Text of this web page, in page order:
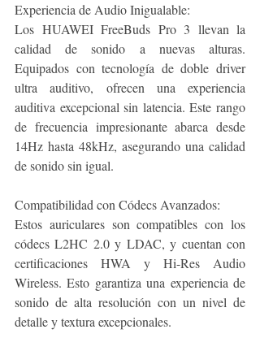
Experiencia de Audio Inigualable:
Los HUAWEI FreeBuds Pro 3 llevan la
calidad de sonido a nuevas alturas.
Equipados con tecnología de doble driver
ultra auditivo, ofrecen una experiencia
auditiva excepcional sin latencia. Este rango
de frecuencia impresionante abarca desde
14Hz hasta 48kHz, asegurando una calidad
de sonido sin igual.
Compatibilidad con Códecs Avanzados:
Estos auriculares son compatibles con los
códecs L2HC 2.0 y LDAC, y cuentan con
certificaciones HWA y Hi-Res Audio
Wireless. Esto garantiza una experiencia de
sonido de alta resolución con un nivel de
detalle y textura excepcionales.